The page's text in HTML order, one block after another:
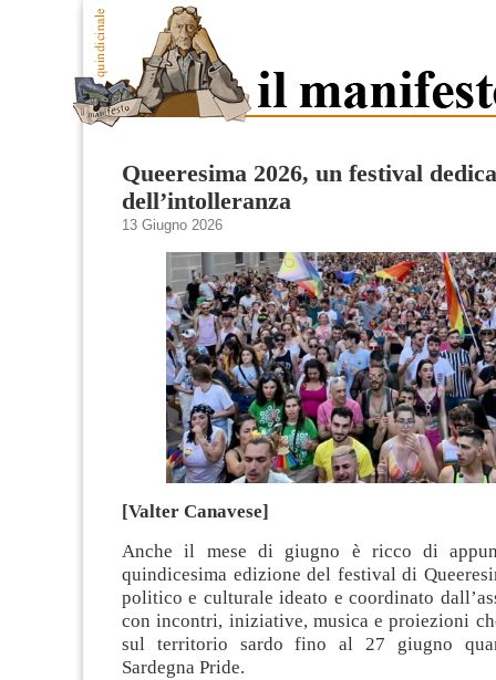
Queeresima 2026, un festival
dell’intolleranza
13 Giugno 2026
[Valter Canavese]
Anche il mese di giugno è ricco di
quindicesima edizione del festival di
politico e culturale ideato e coordinato
con incontri, iniziative, musica e proiezioni
sul territorio sardo fino al 27 giugno
Sardegna Pride.